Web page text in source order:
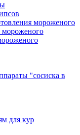
мороженого
мороженого
"сосиска в
для кур